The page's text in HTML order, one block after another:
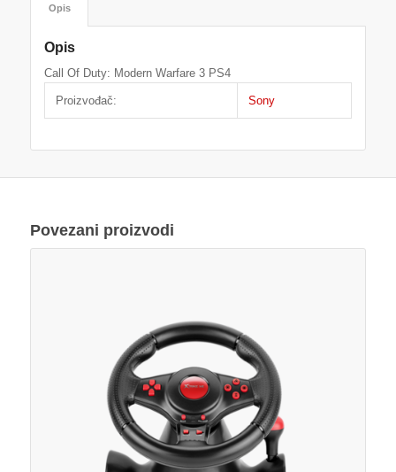
Opis
Opis
Call Of Duty: Modern Warfare 3 PS4
Proizvođač: Sony
Povezani proizvodi